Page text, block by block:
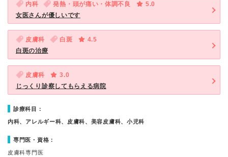
内科 発熱・頭が痛い・体調不良
5.0
女医さんが優しいです
皮膚科 白斑
4.5
白斑の治療
皮膚科
3.0
じっくり診察してもらえる病院
診療科目：
内科、アレルギー科、皮膚科、美容皮膚科、小児科
専門医・資格：
皮膚科専門医